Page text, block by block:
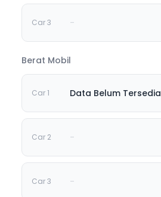
-
Berat Mobil
Data Belum Tersedia
-
-